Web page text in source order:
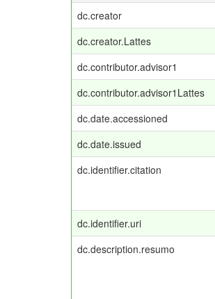
dc.creator
dc.creator.Lattes
dc.contributor.advisor1
dc.contributor.advisor1Lattes
dc.date.accessioned
dc.date.issued
dc.identifier.citation
dc.identifier.uri
dc.description.resumo